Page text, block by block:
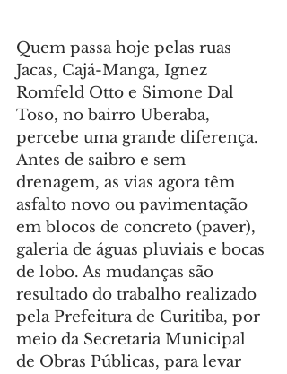
Quem passa hoje pelas ruas
Jacas, Cajá-Manga, Ignez
Romfeld Otto e Simone Dal
Toso, no bairro Uberaba,
percebe uma grande diferença.
Antes de saibro e sem
drenagem, as vias agora têm
asfalto novo ou pavimentação
em blocos de concreto (paver),
galeria de águas pluviais e bocas
de lobo. As mudanças são
resultado do trabalho realizado
pela Prefeitura de Curitiba, por
meio da Secretaria Municipal
de Obras Públicas, para levar